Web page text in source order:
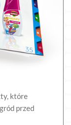
które
przed